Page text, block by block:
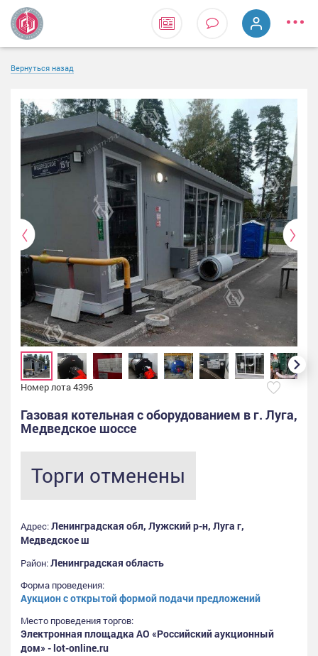
Вернуться назад
Номер лота 4396
Газовая котельная с оборудованием в г. Луга,
Медведское шоссе
Торги отменены
Адрес:Ленинградская обл, Лужский р-н, Луга г,
Медведское ш
Район:Ленинградская область
Форма проведения:
Аукцион с открытой формой подачи предложений
Место проведения торгов:
Электронная площадка АО «Российский аукционный
дом» - lot-online.ru